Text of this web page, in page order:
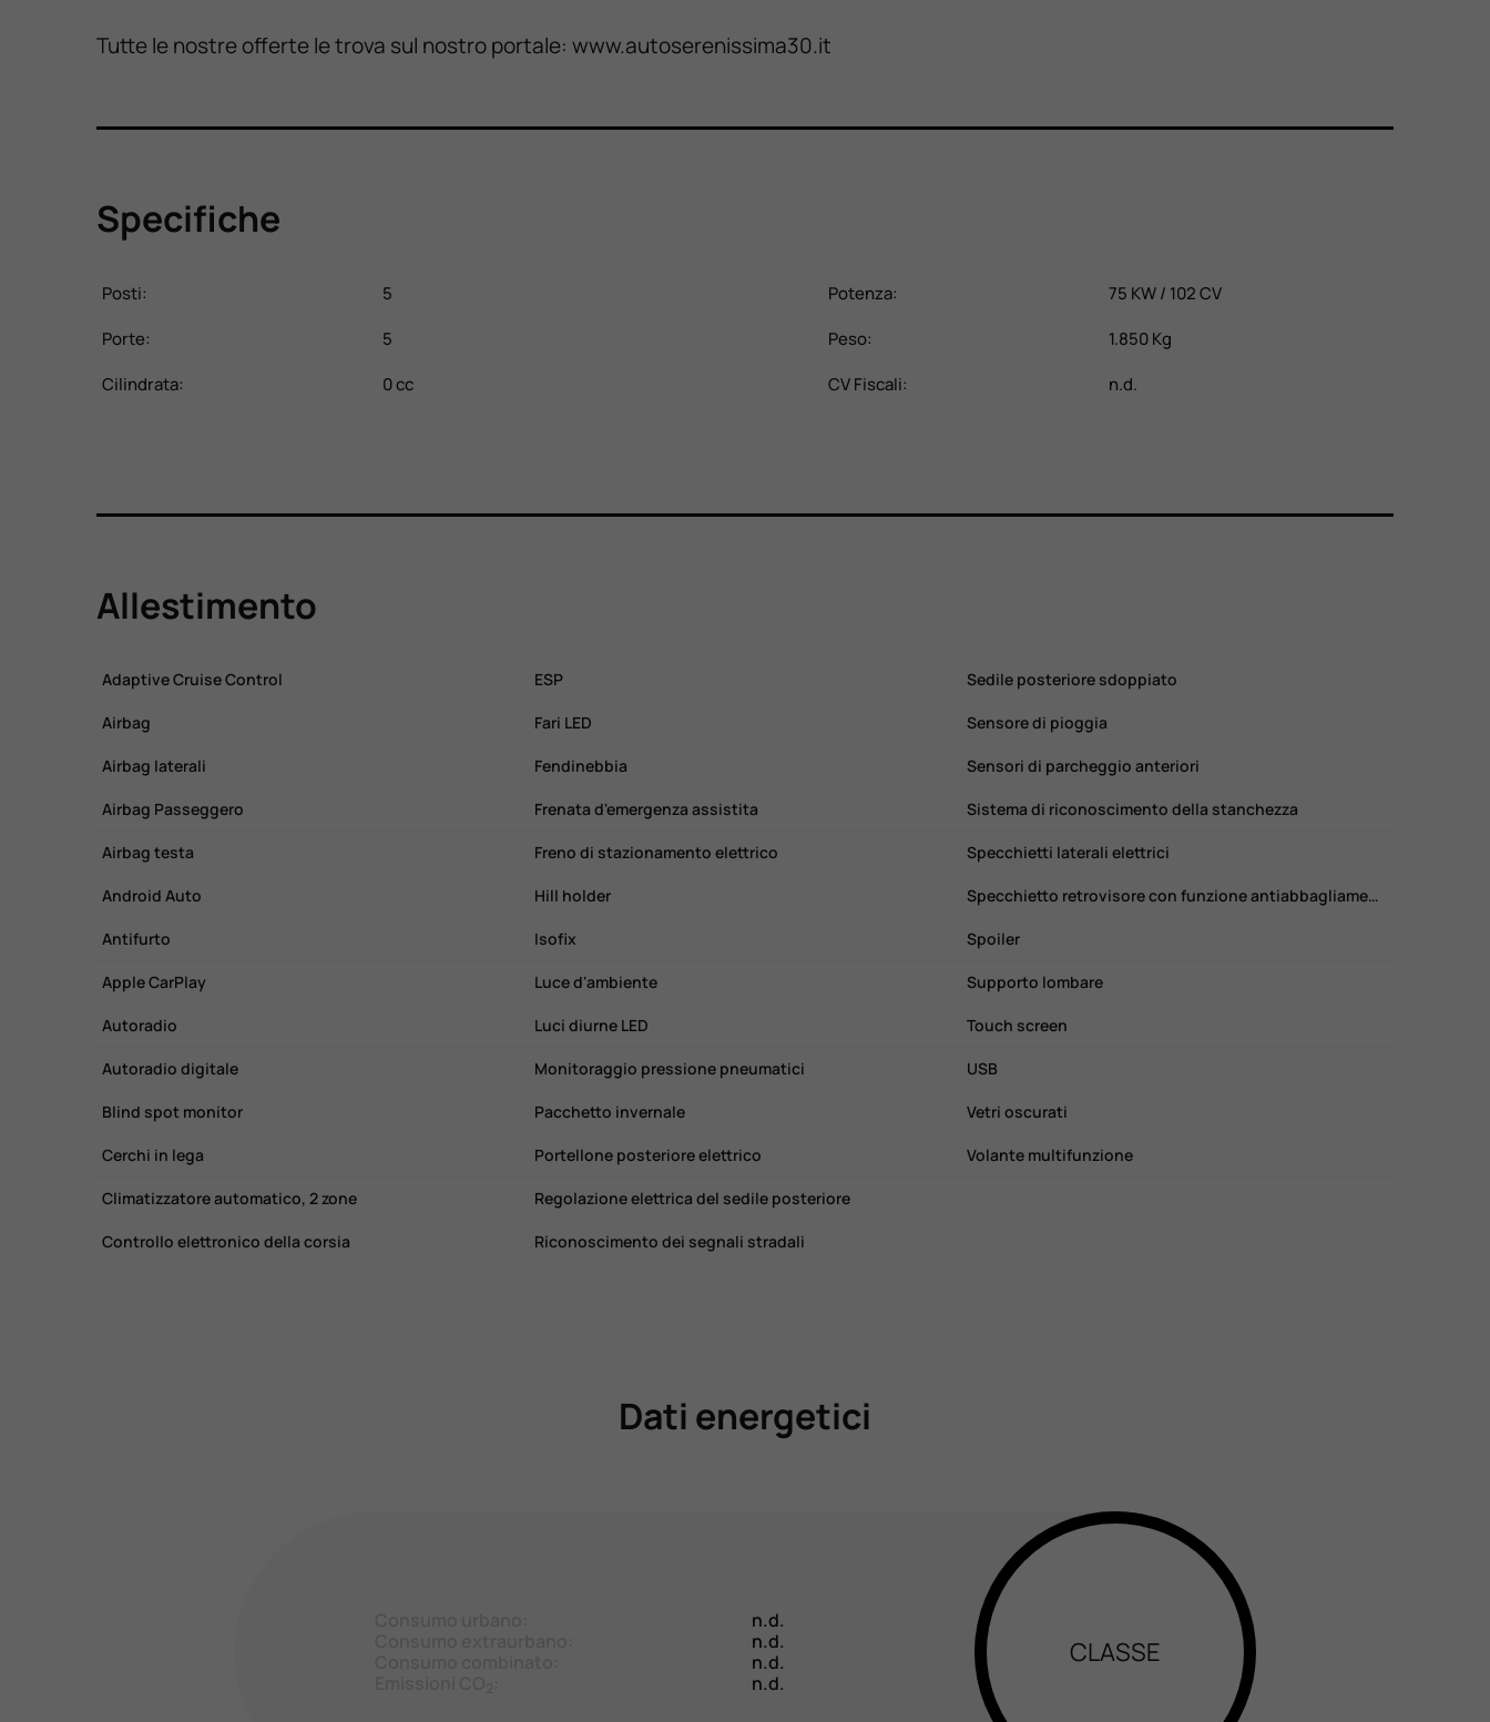
Tutte le nostre offerte le trova sul nostro portale: www.autoserenissima30.it
Specifiche
Posti:
5
Porte:
5
Cilindrata:
0 cc
Potenza:
75 KW / 102 CV
Peso:
1.850 Kg
CV Fiscali:
n.d.
Allestimento
Adaptive Cruise Control
Airbag
Airbag laterali
Airbag Passeggero
Airbag testa
Android Auto
Antifurto
Apple CarPlay
Autoradio
Autoradio digitale
Blind spot monitor
Cerchi in lega
Climatizzatore automatico, 2 zone
Controllo elettronico della corsia
ESP
Fari LED
Fendinebbia
Frenata d'emergenza assistita
Freno di stazionamento elettrico
Hill holder
Isofix
Luce d'ambiente
Luci diurne LED
Monitoraggio pressione pneumatici
Pacchetto invernale
Portellone posteriore elettrico
Regolazione elettrica del sedile posteriore
Riconoscimento dei segnali stradali
Sedile posteriore sdoppiato
Sensore di pioggia
Sensori di parcheggio anteriori
Sistema di riconoscimento della stanchezza
Specchietti laterali elettrici
Specchietto retrovisore con funzione antiabbagliamento
Spoiler
Supporto lombare
Touch screen
USB
Vetri oscurati
Volante multifunzione
Dati energetici
CLASSE
n.d.
n.d.
n.d.
n.d.